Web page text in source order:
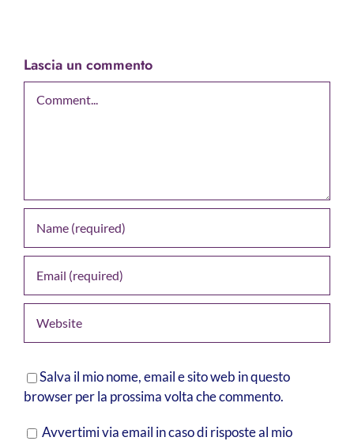
Lascia un commento
Salva il mio nome, email e sito web in questo
browser per la prossima volta che commento.
Avvertimi via email in caso di risposte al mio